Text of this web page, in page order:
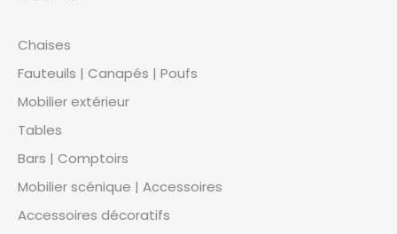
Chaises
Fauteuils | Canapés | Poufs
Mobilier extérieur
Tables
Bars | Comptoirs
Mobilier scénique | Accessoires
Accessoires décoratifs